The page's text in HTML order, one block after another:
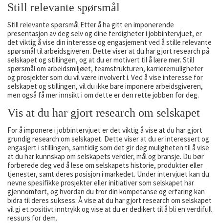
Still relevante spørsmål
Still relevante spørsmål Etter å ha gitt en imponerende
presentasjon av deg selv og dine ferdigheter i jobbintervjuet, er
det viktig å vise din interesse og engasjement ved å stille relevante
spørsmål til arbeidsgiveren. Dette viser at du har gjort research på
selskapet og stillingen, og at du er motivert til å lære mer. Still
spørsmål om arbeidsmiljøet, teamstrukturen, karrieremuligheter
og prosjekter som du vil være involvert i. Ved å vise interesse for
selskapet og stillingen, vil du ikke bare imponere arbeidsgiveren,
men også få mer innsikt i om dette er den rette jobben for deg.
Vis at du har gjort research om selskapet
For å imponere i jobbintervjuet er det viktig å vise at du har gjort
grundig research om selskapet. Dette viser at du er interessert og
engasjert i stillingen, samtidig som det gir deg muligheten til å vise
at du har kunnskap om selskapets verdier, mål og bransje. Du bør
forberede deg ved å lese om selskapets historie, produkter eller
tjenester, samt deres posisjon i markedet. Under intervjuet kan du
nevne spesifikke prosjekter eller initiativer som selskapet har
gjennomført, og hvordan du tror din kompetanse og erfaring kan
bidra til deres suksess. Å vise at du har gjort research om selskapet
vil gi et positivt inntrykk og vise at du er dedikert til å bli en verdifull
ressurs for dem.